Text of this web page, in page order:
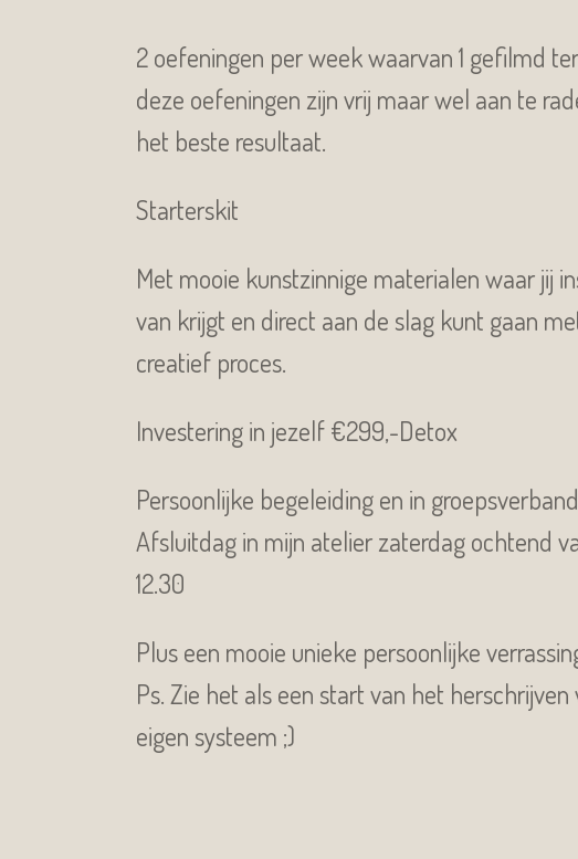
2 oefeningen per week waarvan 1 gefilmd
deze oefeningen zijn vrij maar wel aan te
het beste resultaat.
Starterskit
Met mooie kunstzinnige materialen waar jij
van krijgt en direct aan de slag kunt gaan
creatief proces.
Investering in jezelf €299,-Detox
Persoonlijke begeleiding en in groepsverband
Afsluitdag in mijn atelier zaterdag ochtend
12.30
Plus een mooie unieke persoonlijke
Ps. Zie het als een start van het herschrijven
eigen systeem ;)